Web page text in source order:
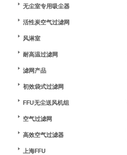
无尘室专用吸尘器
活性炭空气过滤网
风淋室
耐高温过滤网
滤网产品
初效袋式过滤网
FFU无尘送风机组
空气过滤网
高效空气过滤器
上海FFU